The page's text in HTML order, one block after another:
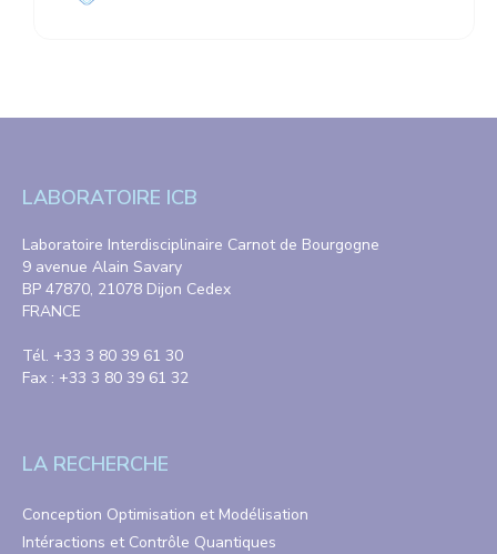
LABORATOIRE ICB
Laboratoire Interdisciplinaire Carnot de Bourgogne
9 avenue Alain Savary
BP 47870, 21078 Dijon Cedex
FRANCE
Tél. +33 3 80 39 61 30
Fax : +33 3 80 39 61 32
LA RECHERCHE
Conception Optimisation et Modélisation
Intéractions et Contrôle Quantiques